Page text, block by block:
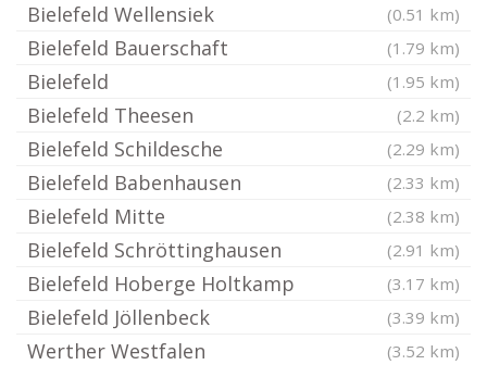
Bielefeld Wellensiek (0.51 km)
Bielefeld Bauerschaft (1.79 km)
Bielefeld (1.95 km)
Bielefeld Theesen (2.2 km)
Bielefeld Schildesche (2.29 km)
Bielefeld Babenhausen (2.33 km)
Bielefeld Mitte (2.38 km)
Bielefeld Schröttinghausen (2.91 km)
Bielefeld Hoberge Holtkamp (3.17 km)
Bielefeld Jöllenbeck (3.39 km)
Werther Westfalen (3.52 km)